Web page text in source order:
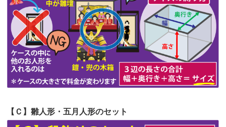
第54回人形供養祭令和4年8月1日(月)
第53回人形供養祭令和4年7月1日(金)
第52回人形供養祭令和4年5月17日(火)
第51回人形供養祭令和4年4月18日(月)
第50回人形供養祭令和4年3月15日(火)
第49回人形供養祭令和4年1月17日(月)
【Ｃ】雛人形・五月人形のセット